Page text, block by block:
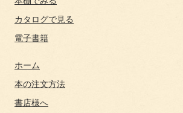
カタログで見る
電子書籍
ホーム
本の注文方法
書店様へ